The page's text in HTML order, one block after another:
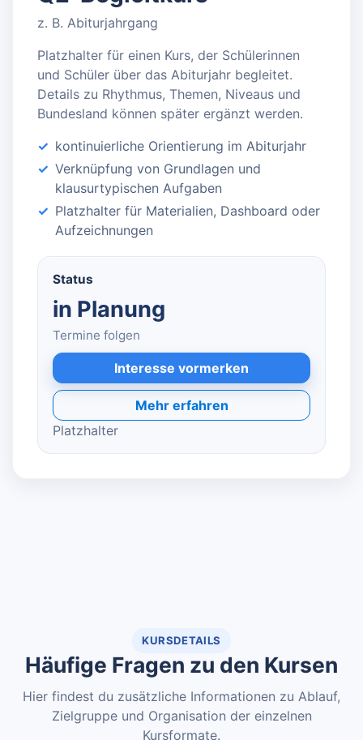
z. B. Abiturjahrgang
Platzhalter für einen Kurs, der Schülerinnen
und Schüler über das Abiturjahr begleitet.
Details zu Rhythmus, Themen, Niveaus und
Bundesland können später ergänzt werden.
kontinuierliche Orientierung im Abiturjahr
Verknüpfung von Grundlagen und
klausurtypischen Aufgaben
Platzhalter für Materialien, Dashboard oder
Aufzeichnungen
Status
in Planung
Termine folgen
Interesse vormerken
Mehr erfahren
Platzhalter
KURSDETAILS
Häufige Fragen zu den Kursen
Hier findest du zusätzliche Informationen zu Ablauf,
Zielgruppe und Organisation der einzelnen
Kursformate.